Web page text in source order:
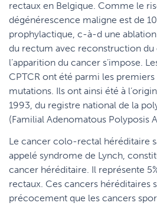
rectaux en Belgique. Comme le
dégénérescence maligne est de
prophylactique, c-à-d une
du rectum avec reconstruction du
l’apparition du cancer s’impose.
CPTCR ont été parmi les
mutations. Ils ont ainsi été à
1993, du registre national de la
(Familial Adenomatous Polyposis
Le cancer colo-rectal héréditaire
appelé syndrome de Lynch,
cancer héréditaire. Il représente
rectaux. Ces cancers héréditaires
précocement que les cancers